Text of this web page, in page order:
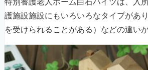
特別養護老人ホーム白石ハイツは、入
護施設施設にもいろいろなタイプがあ
を受けられることがある）などの違い